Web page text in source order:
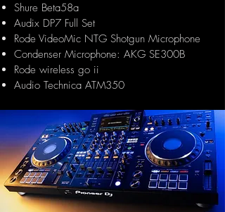
Shure Beta58a
Audix DP7 Full Set
Rode VideoMic NTG Shotgun Microphone
Condenser Microphone: AKG SE300B
Rode wireless go ii
Audio Technica ATM350